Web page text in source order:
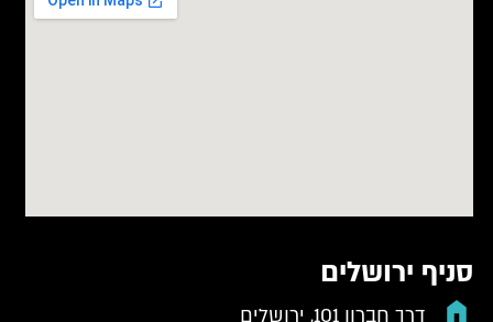
סניף ירושלים
דרך חברון 101, ירושלים